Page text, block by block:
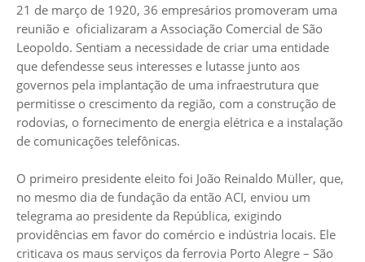
21 de março de 1920, 36 empresários promoveram uma
reunião e oficializaram a Associação Comercial de São
Leopoldo. Sentiam a necessidade de criar uma entidade
que defendesse seus interesses e lutasse junto aos
governos pela implantação de uma infraestrutura que
permitisse o crescimento da região, com a construção de
rodovias, o fornecimento de energia elétrica e a instalação
de comunicações telefônicas.
O primeiro presidente eleito foi João Reinaldo Müller, que,
no mesmo dia de fundação da então ACI, enviou um
telegrama ao presidente da República, exigindo
providências em favor do comércio e indústria locais. Ele
criticava os maus serviços da ferrovia Porto Alegre – São